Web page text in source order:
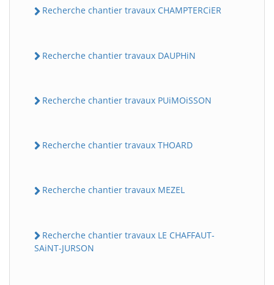
Recherche chantier travaux CHAMPTERCiER
Recherche chantier travaux DAUPHiN
Recherche chantier travaux PUiMOiSSON
Recherche chantier travaux THOARD
Recherche chantier travaux MEZEL
Recherche chantier travaux LE CHAFFAUT-
SAiNT-JURSON